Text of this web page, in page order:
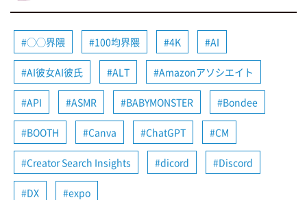
◯◯界隈 100均界隈 4K AI
AI彼女AI彼氏 ALT Amazonアソシエイト
API ASMR BABYMONSTER Bondee
BOOTH Canva ChatGPT CM
Creator Search Insights dicord Discord
DX expo